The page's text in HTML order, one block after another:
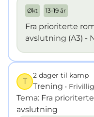
Økt 13-19 år
Fra prioriterte
avslutning (A3) -
T
2 dager til kamp
Trening • Frivillig
Tema: Fra
avslutning